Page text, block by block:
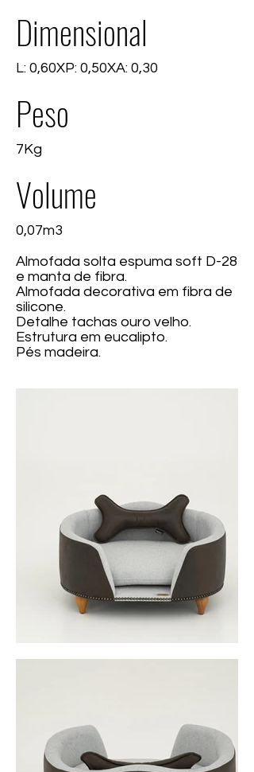
Dimensional
L: 0,60XP: 0,50XA: 0,30
Peso
7Kg
Volume
0,07m3
Almofada solta espuma soft D-28
e manta de fibra.
Almofada decorativa em fibra de
silicone.
Detalhe tachas ouro velho.
Estrutura em eucalipto.
Pés madeira.